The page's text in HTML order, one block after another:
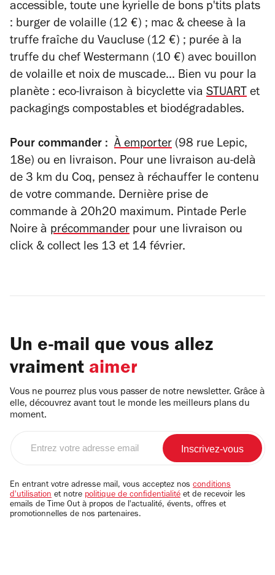
accessible, toute une kyrielle de bons p'tits plats
: burger de volaille (12 €) ; mac & cheese à la
truffe fraîche du Vaucluse (12 €) ; purée à la
truffe du chef Westermann (10 €) avec bouillon
de volaille et noix de muscade... Bien vu pour la
planète : eco-livraison à bicyclette via STUART et
packagings compostables et biodégradables.
Pour commander : À emporter (98 rue Lepic,
18e) ou en livraison. Pour une livraison au-delà
de 3 km du Coq, pensez à réchauffer le contenu
de votre commande. Dernière prise de
commande à 20h20 maximum. Pintade Perle
Noire à précommander pour une livraison ou
click & collect les 13 et 14 février.
Un e-mail que vous allez
vraiment aimer
Vous ne pourrez plus vous passer de notre newsletter. Grâce à
elle, découvrez avant tout le monde les meilleurs plans du
moment.
email
En entrant votre adresse mail, vous acceptez nos conditions
d'utilisation et notre politique de confidentialité et de recevoir les
emails de Time Out à propos de l'actualité, évents, offres et
promotionnelles de nos partenaires.